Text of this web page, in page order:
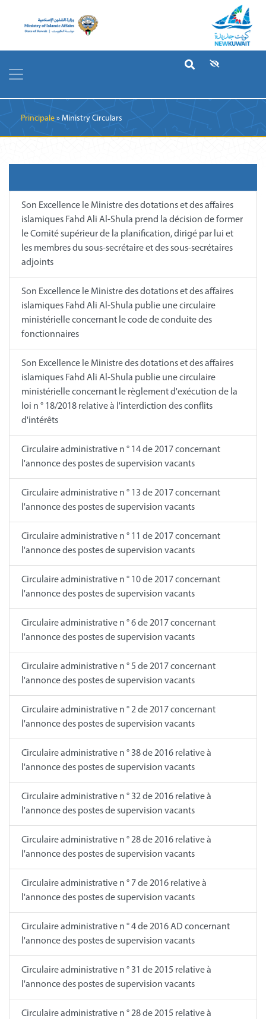
Breadcrumb
Principale Ministry Circulars
Son Excellence le Ministre des dotations et des affaires
islamiques Fahd Ali Al-Shula prend la décision de former
le Comité supérieur de la planification, dirigé par lui et
les membres du sous-secrétaire et des sous-secrétaires
adjoints
Son Excellence le Ministre des dotations et des affaires
islamiques Fahd Ali Al-Shula publie une circulaire
ministérielle concernant le code de conduite des
fonctionnaires
Son Excellence le Ministre des dotations et des affaires
islamiques Fahd Ali Al-Shula publie une circulaire
ministérielle concernant le règlement d'exécution de la
loi n ° 18/2018 relative à l'interdiction des conflits
d'intérêts
Circulaire administrative n ° 14 de 2017 concernant
l'annonce des postes de supervision vacants
Circulaire administrative n ° 13 de 2017 concernant
l'annonce des postes de supervision vacants
Circulaire administrative n ° 11 de 2017 concernant
l'annonce des postes de supervision vacants
Circulaire administrative n ° 10 de 2017 concernant
l'annonce des postes de supervision vacants
Circulaire administrative n ° 6 de 2017 concernant
l'annonce des postes de supervision vacants
Circulaire administrative n ° 5 de 2017 concernant
l'annonce des postes de supervision vacants
Circulaire administrative n ° 2 de 2017 concernant
l'annonce des postes de supervision vacants
Circulaire administrative n ° 38 de 2016 relative à
l'annonce des postes de supervision vacants
Circulaire administrative n ° 32 de 2016 relative à
l'annonce des postes de supervision vacants
Circulaire administrative n ° 28 de 2016 relative à
l'annonce des postes de supervision vacants
Circulaire administrative n ° 7 de 2016 relative à
l'annonce des postes de supervision vacants
Circulaire administrative n ° 4 de 2016 AD concernant
l'annonce des postes de supervision vacants
Circulaire administrative n ° 31 de 2015 relative à
l'annonce des postes de supervision vacants
Circulaire administrative n ° 28 de 2015 relative à